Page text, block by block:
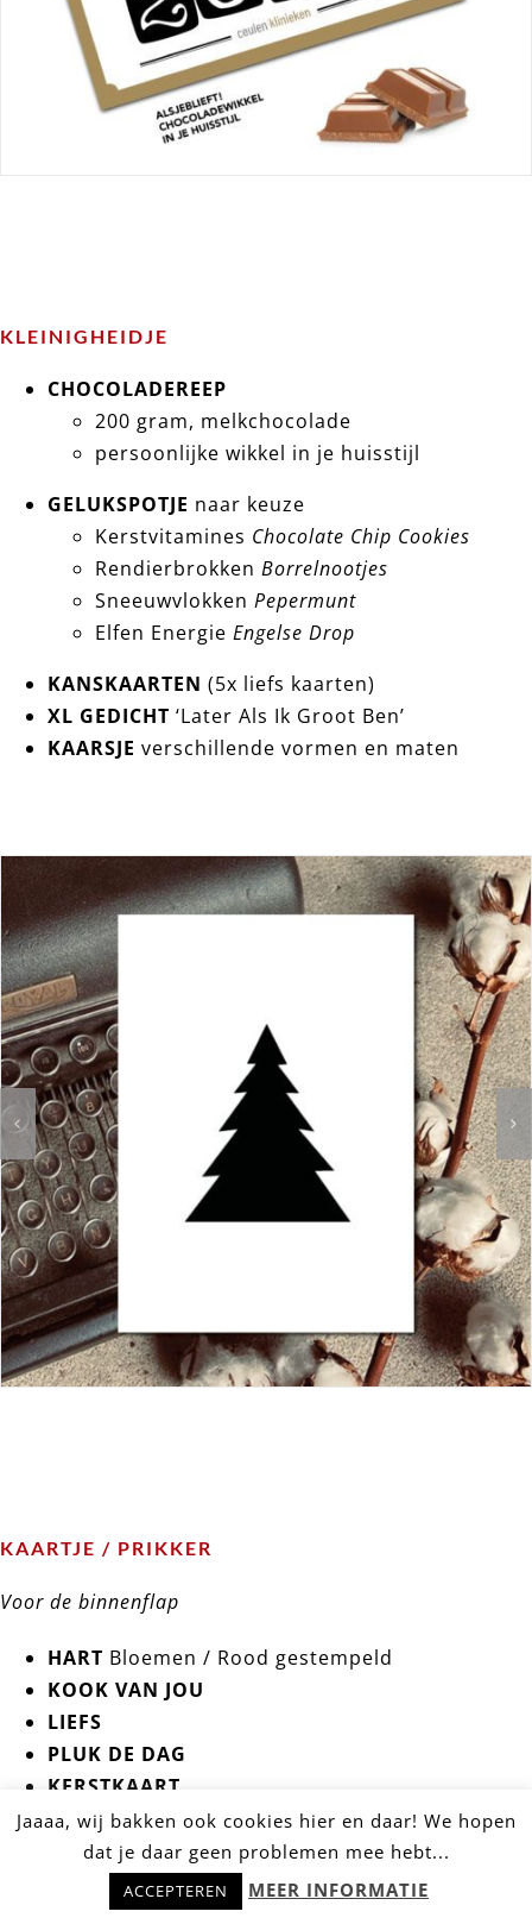
KLEINIGHEIDJE
CHOCOLADEREEP
200 gram, melkchocolade
persoonlijke wikkel in je huisstijl
GELUKSPOTJE naar keuze
Kerstvitamines Chocolate Chip Cookies
Rendierbrokken Borrelnootjes
Sneeuwvlokken Pepermunt
Elfen Energie Engelse Drop
KANSKAARTEN (5x liefs kaarten)
XL GEDICHT ‘Later Als Ik Groot Ben’
KAARSJE verschillende vormen en maten
KAARTJE / PRIKKER
Voor de binnenflap
HART Bloemen / Rood gestempeld
KOOK VAN JOU
LIEFS
PLUK DE DAG
KERSTKAART
SNOR PRIKKER
MOND PRIKKER
BLOEM PRIKKER
Jaaaa, wij bakken ook cookies hier en daar! We hopen
dat je daar geen problemen mee hebt...
ACCEPTEREN MEER INFORMATIE
Hulp nodig? Stel snel je vraag!